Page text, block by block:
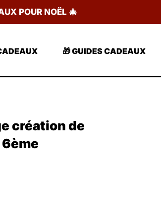
POUR NOËL 🎄
🎁 GUIDES CADEAUX
création de